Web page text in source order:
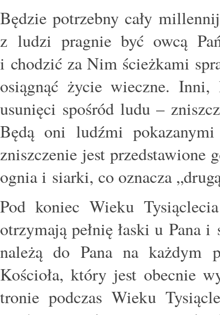
Będzie potrzebny cały
z ludzi pragnie być owcą
i chodzić za Nim ścieżkami
osiągnąć życie wieczne. Inni,
usunięci spośród ludu –
Będą oni ludźmi
zniszczenie jest
ognia i siarki, co oznacza
Pod koniec Wieku
otrzymają pełnię łaski u Pana
należą do Pana na każdym
Kościoła, który jest obecnie
tronie podczas Wieku